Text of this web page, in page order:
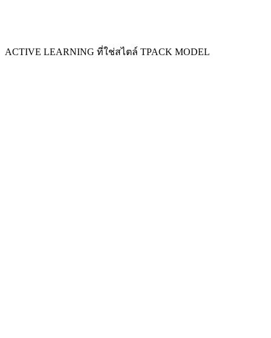
ACTIVE LEARNING ที่ใช่สไตล์ TPACK MODEL